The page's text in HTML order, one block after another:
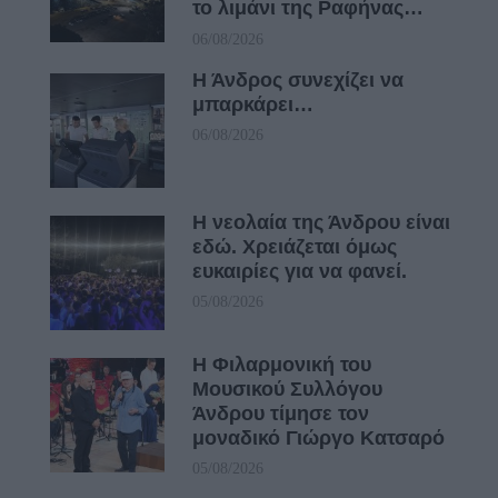
το λιμάνι της Ραφήνας…
06/08/2026
Η Άνδρος συνεχίζει να
μπαρκάρει…
06/08/2026
Η νεολαία της Άνδρου είναι
εδώ. Χρειάζεται όμως
ευκαιρίες για να φανεί.
05/08/2026
Η Φιλαρμονική του
Μουσικού Συλλόγου
Άνδρου τίμησε τον
μοναδικό Γιώργο Κατσαρό
05/08/2026